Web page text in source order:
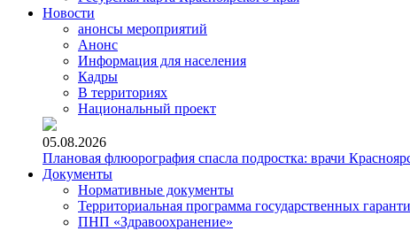
Новости
анонсы мероприятий
Анонс
Информация для населения
Кадры
В территориях
Национальный проект
05.08.2026
Плановая флюорография спасла подростка: врачи
Документы
Нормативные документы
Территориальная программа государственных
ПНП «Здравоохранение»